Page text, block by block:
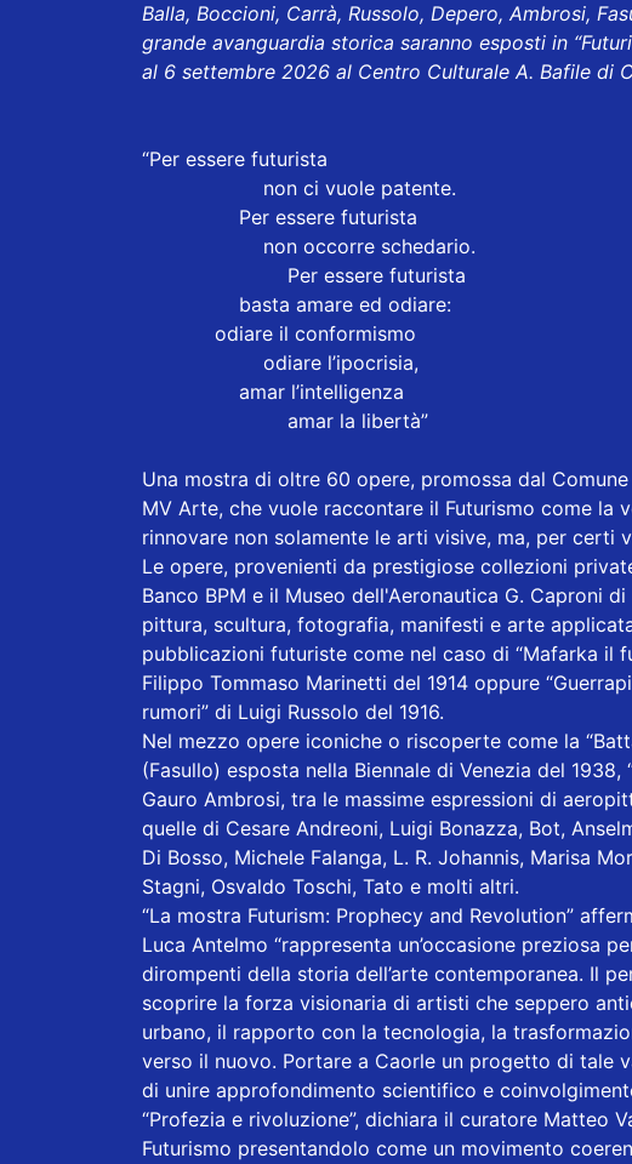
Balla, Boccioni, Carrà, Russolo, Depero, Ambrosi,
grande avanguardia storica saranno esposti in
al 6 settembre 2026 al Centro Culturale A. Bafile di
“Per essere futurista
non ci vuole patente.
Per essere futurista
non occorre schedario.
Per essere futurista
basta amare ed odiare:
odiare il conformismo
odiare l’ipocrisia,
amar l’intelligenza
amar la libertà”
Una mostra di oltre 60 opere, promossa dal
MV Arte, che vuole raccontare il Futurismo come la
rinnovare non solamente le arti visive, ma, per certi
Le opere, provenienti da prestigiose collezioni
Banco BPM e il Museo dell'Aeronautica G. Caproni
pittura, scultura, fotografia, manifesti e arte
pubblicazioni futuriste come nel caso di “Mafarka il
Filippo Tommaso Marinetti del 1914 oppure
rumori” di Luigi Russolo del 1916.
Nel mezzo opere iconiche o riscoperte come la
(Fasullo) esposta nella Biennale di Venezia del
Gauro Ambrosi, tra le massime espressioni di
quelle di Cesare Andreoni, Luigi Bonazza, Bot,
Di Bosso, Michele Falanga, L. R. Johannis, Marisa
Stagni, Osvaldo Toschi, Tato e molti altri.
“La mostra Futurism: Prophecy and Revolution”
Luca Antelmo “rappresenta un’occasione preziosa
dirompenti della storia dell’arte contemporanea. Il
scoprire la forza visionaria di artisti che seppero
urbano, il rapporto con la tecnologia, la
verso il nuovo. Portare a Caorle un progetto di tale
di unire approfondimento scientifico e
“Profezia e rivoluzione”, dichiara il curatore Matteo
Futurismo presentandolo come un movimento